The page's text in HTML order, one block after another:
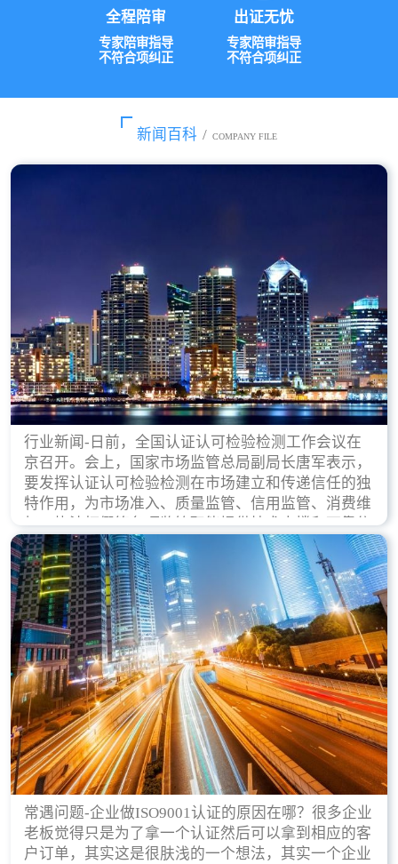
全程陪审
专家陪审指导
不符合项纠正
出证无忧
专家陪审指导
不符合项纠正
新闻百科 / COMPANY FILE
行业新闻-日前，全国认证认可检验检测工作会议在
京召开。会上，国家市场监管总局副局长唐军表示，
要发挥认证认可检验检测在市场建立和传递信任的独
特作用，为市场准入、质量监管、信用监管、消费维
权、执法打假等各项监管职能提供技术支撑和可靠依
据。
常遇问题-企业做ISO9001认证的原因在哪？很多企业
老板觉得只是为了拿一个认证然后可以拿到相应的客
户订单，其实这是很肤浅的一个想法，其实一个企业